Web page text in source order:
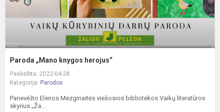
Paroda „Mano knygos herojus“
Paskelbta: 2022-04-28
Kategorija: Parodos
Panevėžio Elenos Mezginaitės viešosios bibliotekos Vaikų literatūros
skyrius „Ža...